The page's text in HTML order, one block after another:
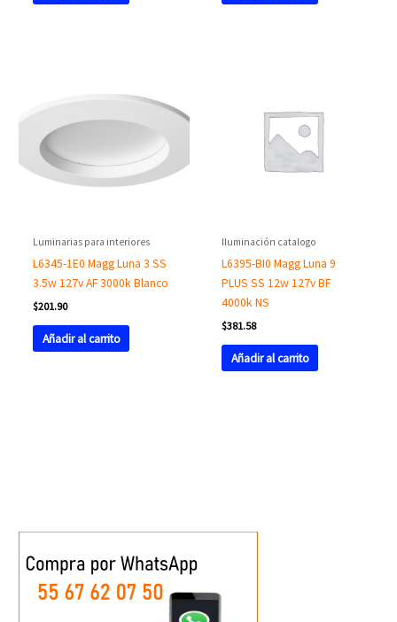
Luminarias para interiores
L6345-1E0 Magg Luna 3 SS
3.5w 127v AF 3000k Blanco
$201.90
Añadir al carrito
Iluminación catalogo
L6395-BI0 Magg Luna 9
PLUS SS 12w 127v BF
4000k NS
$381.58
Añadir al carrito